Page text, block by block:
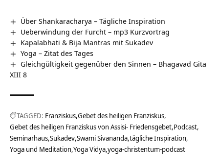
Über Shankaracharya – Tägliche Inspiration
Ueberwindung der Furcht – mp3 Kurzvortrag
Kapalabhati & Bija Mantras mit Sukadev
Yoga – Zitat des Tages
Gleichgültigkeit gegenüber den Sinnen – Bhagavad Gita
XIII 8
TAGGED: Franziskus Gebet des heiligen Franziskus
Gebet des heiligen Franziskus von Assisi- Friedensgebet Podcast
Seminarhaus Sukadev Swami Sivananda tägliche Inspiration
Yoga und Meditation Yoga Vidya yoga-christentum-podcast